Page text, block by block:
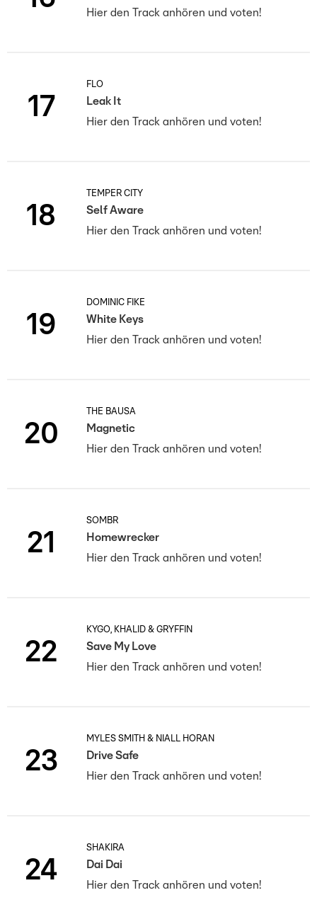
Hier den Track anhören und voten!
17
FLO
Leak It
Hier den Track anhören und voten!
18
TEMPER CITY
Self Aware
Hier den Track anhören und voten!
19
DOMINIC FIKE
White Keys
Hier den Track anhören und voten!
20
THE BAUSA
Magnetic
Hier den Track anhören und voten!
21
SOMBR
Homewrecker
Hier den Track anhören und voten!
22
KYGO, KHALID & GRYFFIN
Save My Love
Hier den Track anhören und voten!
23
MYLES SMITH & NIALL HORAN
Drive Safe
Hier den Track anhören und voten!
24
SHAKIRA
Dai Dai
Hier den Track anhören und voten!